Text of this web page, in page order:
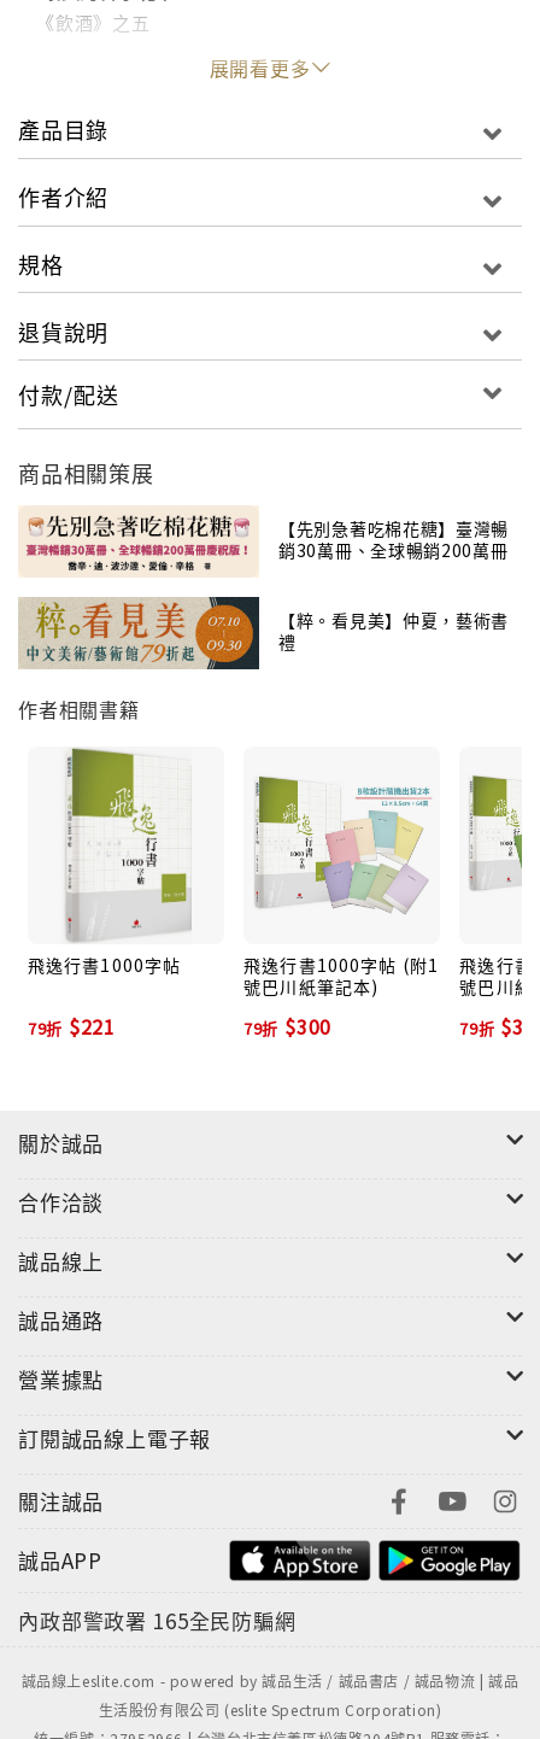
《飲酒》之五
徐志摩語錄
透過一字一句的臨摹，慢慢寫、日日寫，你也可以寫出
為了方便讓讀者讀帖、臨帖，特別以西翻的形式設計，
也不會弄髒手，是最貼心的設計。
一本以學習行書為目的的專門習字本，想要學寫美字、
想要練成絕美行書字體，《飛逸行書習字帖》就是你最
需要的一本書。 書中介紹行書寫法筆法，同時也規劃36
個常見部首，逐步說明寫法，並提供範例字；更集結作
者的精彩硬筆作品，認真學習前面的基礎後，再逐步學
習詩詞佳句，最後就能像大師一樣，寫好一篇篇行書硬
誰該擁有此書？
想要寫得一手好字，從小練起，是一輩子都丟不掉的技
能！
●高中生/大學生不可錯過
即使字已經定型，還是有機會挽救，一天一頁，慢慢
練，不貪多，也能醜字變美字！
●社會人士 習字靜心
出了社會，人情冷暖飲水自知，每天寫寫字來靜靜心，
拋開負面情緒，隔天元氣再出發！
●行書初學者 這本就夠
初學行書硬筆字，讓涂大節帶你領略行書的美！
●行書習字老手 這本就好
展開看更多
產品目錄
作者介紹
規格
退貨說明
付款/配送
商品相關策展
【先別急著吃棉花糖】臺灣暢
銷30萬冊、全球暢銷200萬冊
【粹。看見美】仲夏，藝術書
禮
作者相關書籍
飛逸行書1000字帖
79折 $221
飛逸行書1000字帖 (附1
號巴川紙筆記本)
79折 $300
飛逸行
號巴川紙
79折
關於誠品
合作洽談
誠品線上
誠品通路
營業據點
訂閱誠品線上電子報
關注誠品
誠品APP
內政部警政署 165全民防騙網
誠品線上eslite.com - powered by 誠品生活 / 誠品書店 / 誠品物流 | 誠品
生活股份有限公司 (eslite Spectrum Corporation)